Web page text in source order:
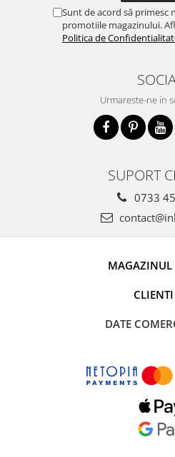
Sunt de acord să primesc
promotiile magazinului.
Politica de
Urmareste-ne in
SUPORT
0733
MAGAZINUL
CLIENTI
DATE